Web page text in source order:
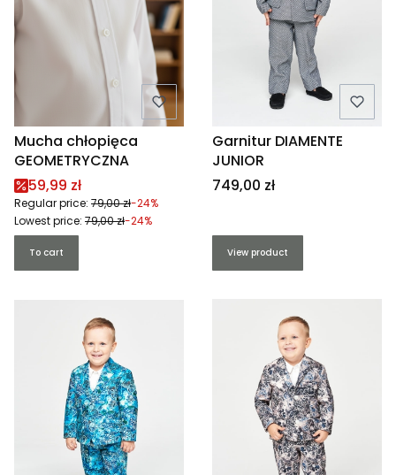
Mucha chłopięca
GEOMETRYCZNA
Promotional price
59,99 zł
Regular price: 79,00 zł-24%
Lowest price: 79,00 zł-24%
To cart
Garnitur DIAMENTE
JUNIOR
Price
749,00 zł
View product